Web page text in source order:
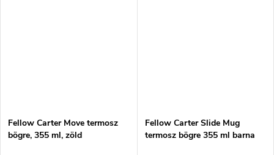
Fellow Carter Move termosz
bögre, 355 ml, zöld
Fellow Carter Slide Mug
termosz bögre 355 ml barna